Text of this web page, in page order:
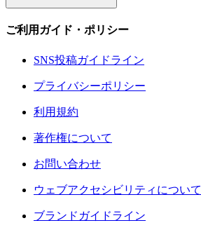
ご利用ガイド・ポリシー
SNS投稿ガイドライン
プライバシーポリシー
利用規約
著作権について
お問い合わせ
ウェブアクセシビリティについて
ブランドガイドライン